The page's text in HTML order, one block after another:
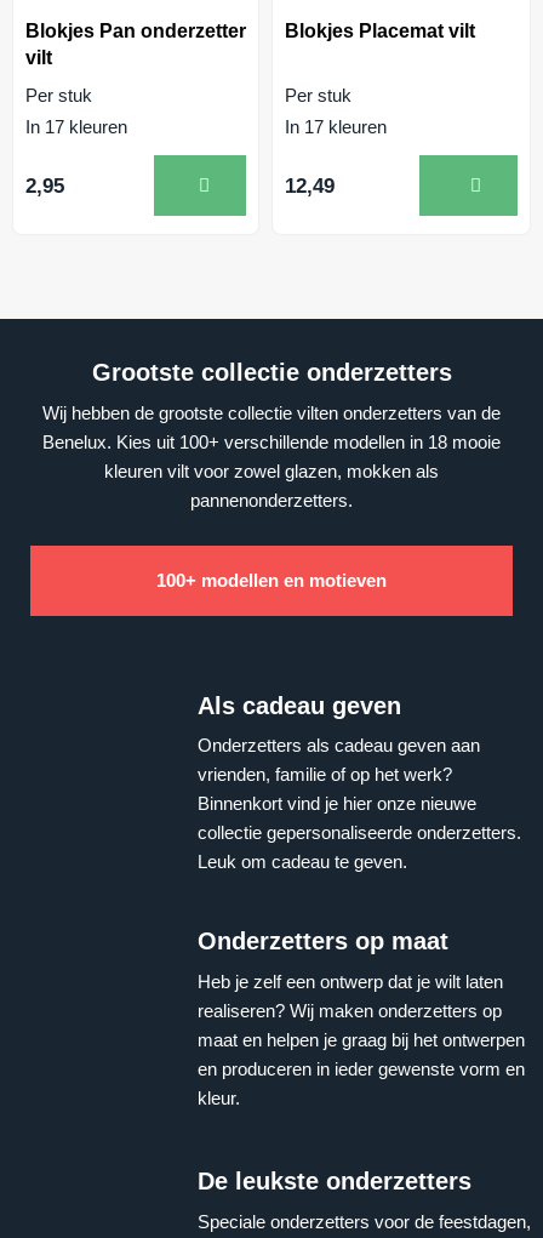
Blokjes Pan onderzetter
vilt
Per stuk
In 17 kleuren
2,95
Blokjes Placemat vilt
Per stuk
In 17 kleuren
12,49
Grootste collectie onderzetters
Wij hebben de grootste collectie vilten onderzetters van de
Benelux. Kies uit 100+ verschillende modellen in 18 mooie
kleuren vilt voor zowel glazen, mokken als
pannenonderzetters.
100+ modellen en motieven
Als cadeau geven
Onderzetters als cadeau geven aan
vrienden, familie of op het werk?
Binnenkort vind je hier onze nieuwe
collectie gepersonaliseerde onderzetters.
Leuk om cadeau te geven.
Onderzetters op maat
Heb je zelf een ontwerp dat je wilt laten
realiseren? Wij maken onderzetters op
maat en helpen je graag bij het ontwerpen
en produceren in ieder gewenste vorm en
kleur.
De leukste onderzetters
Speciale onderzetters voor de feestdagen,